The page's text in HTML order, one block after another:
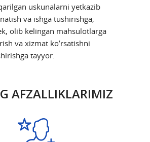
uskunalarni yetkazib
va ishga tushirishga,
olib kelingan mahsulotlarga
va xizmat ko’rsatishni
tayyor.
AFZALLIKLARIMIZ